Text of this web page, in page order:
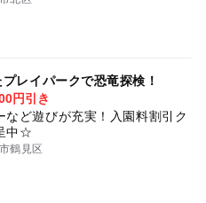
レイパークで恐竜探検！
円引き
など遊びが充実！入園料割引ク
中☆
鶴見区